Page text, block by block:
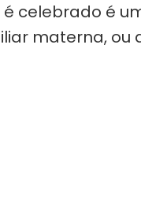
é celebrado é
materna,